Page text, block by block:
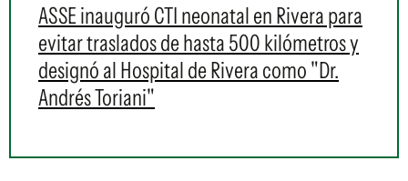
ASSE inauguró CTI neonatal en Rivera para
evitar traslados de hasta 500 kilómetros y
designó al Hospital de Rivera como "Dr.
Andrés Toriani"